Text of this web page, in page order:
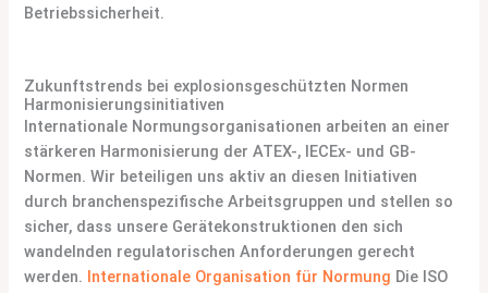
Betriebssicherheit.
Zukunftstrends bei explosionsgeschützten Normen
Harmonisierungsinitiativen
Internationale Normungsorganisationen arbeiten an einer
stärkeren Harmonisierung der ATEX-, IECEx- und GB-
Normen. Wir beteiligen uns aktiv an diesen Initiativen
durch branchenspezifische Arbeitsgruppen und stellen so
sicher, dass unsere Gerätekonstruktionen den sich
wandelnden regulatorischen Anforderungen gerecht
werden. Internationale Organisation für Normung Die ISO